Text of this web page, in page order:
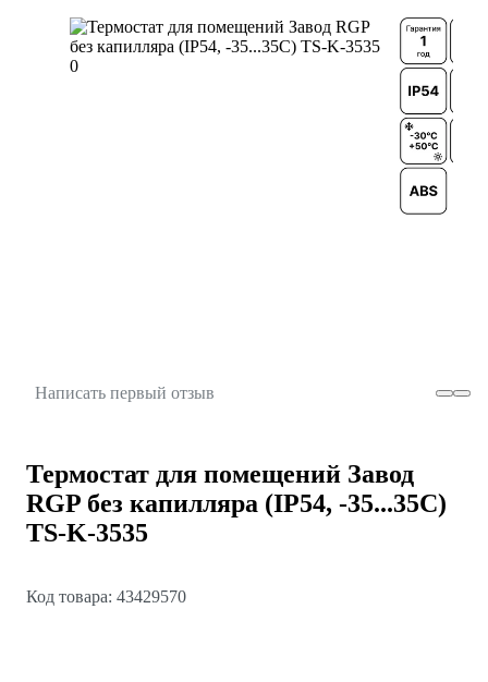
Написать первый отзыв
Термостат для помещений Завод
RGP без капилляра (IP54, -35...35C)
TS-K-3535
Код товара: 43429570